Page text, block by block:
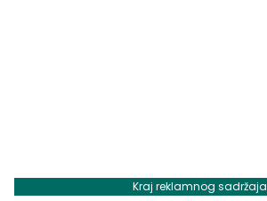
Kraj reklamnog sadržaja